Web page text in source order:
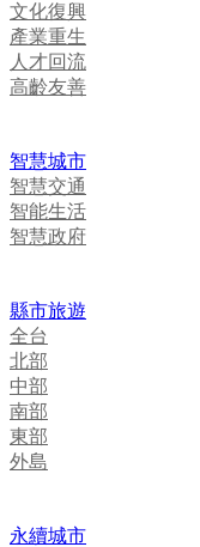
文化復興
產業重生
人才回流
高齡友善
智慧城市
智慧交通
智能生活
智慧政府
縣市旅遊
全台
北部
中部
南部
東部
外島
永續城市